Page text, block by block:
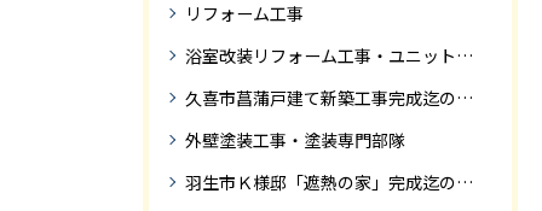
リフォーム工事
浴室改装リフォーム工事・ユニットバス専門部隊
久喜市菖蒲戸建て新築工事完成迄の紹介
外壁塗装工事・塗装専門部隊
羽生市Ｋ様邸「遮熱の家」完成迄の紹介です